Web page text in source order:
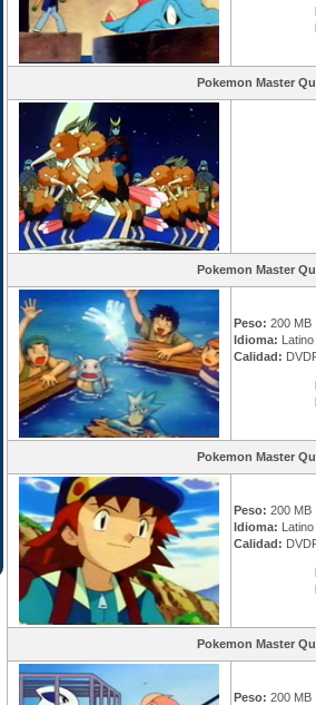
Pokemon Master
Pokemon Master
Peso: 200 MB
Idioma:
Calidad:
Pokemon Master
Peso: 200 MB
Idioma:
Calidad:
Pokemon Master
Peso: 200 MB